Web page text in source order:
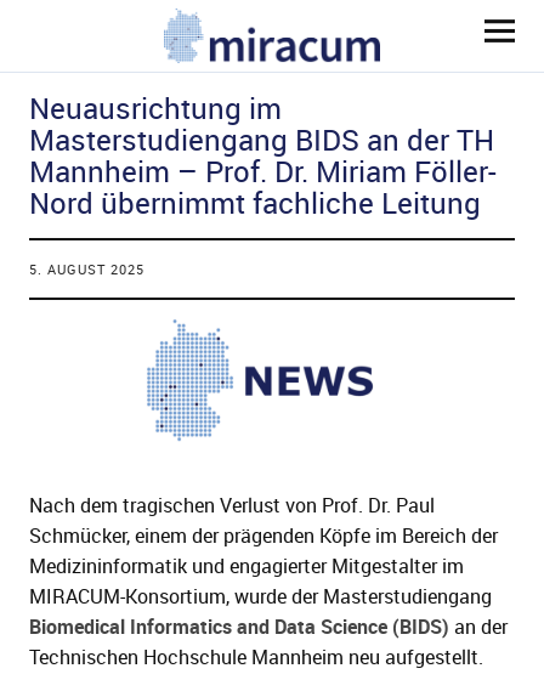
MIRACUM
Menü aufklappen
Menü aufklappen
Menü aufklappen
Menü aufklappen
Neuausrichtung im
Masterstudiengang BIDS an der TH
Mannheim – Prof. Dr. Miriam Föller-
Nord übernimmt fachliche Leitung
5. AUGUST 2025
Nach dem tragischen Verlust von Prof. Dr. Paul
Schmücker, einem der prägenden Köpfe im Bereich der
Medizininformatik und engagierter Mitgestalter im
MIRACUM-Konsortium, wurde der Masterstudiengang
Biomedical Informatics and Data Science (BIDS) an der
Technischen Hochschule Mannheim neu aufgestellt.